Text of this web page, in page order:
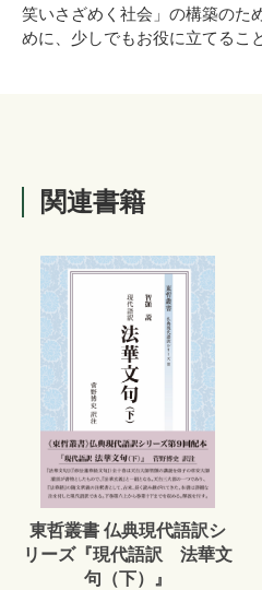
笑いさざめく社会」の構築のた
めに、少しでもお役に立てるこ
関連書籍
東哲叢書 仏典現代語訳シ
リーズ『現代語訳 法華文
句（下）』